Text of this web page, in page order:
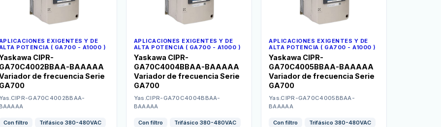
EXIGENTES Y DE
POTENCIA ( GA700 - A1000 )
CIPR-
GA70C4002BBAA-BAAAAA
de frecuencia Serie
GA700
Yas.CIPR-GA70C4002BBAA-
Con filtro Trifásico 380-480VAC
APLICACIONES EXIGENTES Y DE
ALTA POTENCIA ( GA700 - A1000 )
Yaskawa CIPR-
GA70C4004BBAA-BAAAAA
Variador de frecuencia Serie
GA700
Yas.CIPR-GA70C4004BBAA-
BAAAAA
Con filtro Trifásico 380-480VAC
APLICACIONES EXIGENTES Y DE
ALTA POTENCIA ( GA700 - A1000 )
Yaskawa CIPR-
GA70C4005BBAA-BAAAAA
Variador de frecuencia Serie
GA700
Yas.CIPR-GA70C4005BBAA-
BAAAAA
Con filtro Trifásico 380-480VAC